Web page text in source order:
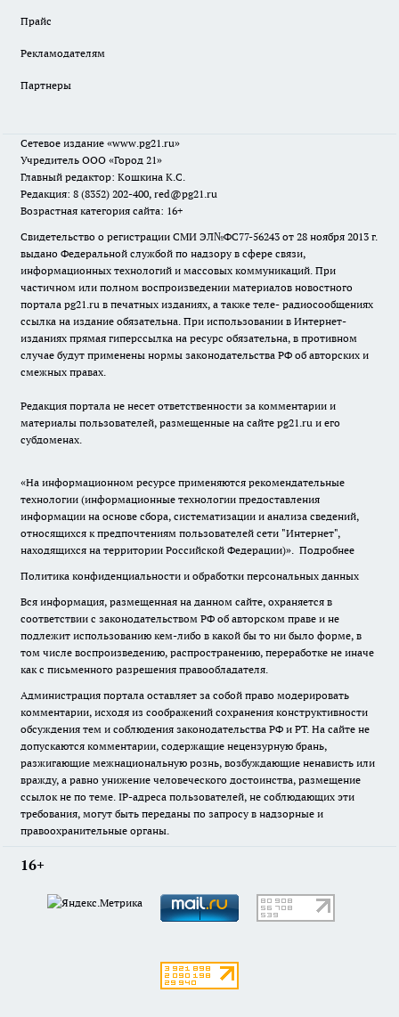
Прайс
Рекламодателям
Партнеры
Сетевое издание «www.pg21.ru»
Учредитель ООО «Город 21»
Главный редактор: Кошкина К.С.
Редакция: 8 (8352) 202-400, red@pg21.ru
Возрастная категория сайта: 16+
Свидетельство о регистрации СМИ ЭЛ№ФС77-56243 от 28 ноября 2013 г.
выдано Федеральной службой по надзору в сфере связи,
информационных технологий и массовых коммуникаций. При
частичном или полном воспроизведении материалов новостного
портала pg21.ru в печатных изданиях, а также теле- радиосообщениях
ссылка на издание обязательна. При использовании в Интернет-
изданиях прямая гиперссылка на ресурс обязательна, в противном
случае будут применены нормы законодательства РФ об авторских и
смежных правах.
Редакция портала не несет ответственности за комментарии и
материалы пользователей, размещенные на сайте pg21.ru и его
субдоменах.
«На информационном ресурсе применяются рекомендательные
технологии (информационные технологии предоставления
информации на основе сбора, систематизации и анализа сведений,
относящихся к предпочтениям пользователей сети "Интернет",
находящихся на территории Российской Федерации)». Подробнее
Политика конфиденциальности и обработки персональных данных
Вся информация, размещенная на данном сайте, охраняется в
соответствии с законодательством РФ об авторском праве и не
подлежит использованию кем-либо в какой бы то ни было форме, в
том числе воспроизведению, распространению, переработке не иначе
как с письменного разрешения правообладателя.
Администрация портала оставляет за собой право модерировать
комментарии, исходя из соображений сохранения конструктивности
обсуждения тем и соблюдения законодательства РФ и РТ. На сайте не
допускаются комментарии, содержащие нецензурную брань,
разжигающие межнациональную рознь, возбуждающие ненависть или
вражду, а равно унижение человеческого достоинства, размещение
ссылок не по теме. IP-адреса пользователей, не соблюдающих эти
требования, могут быть переданы по запросу в надзорные и
правоохранительные органы.
16+